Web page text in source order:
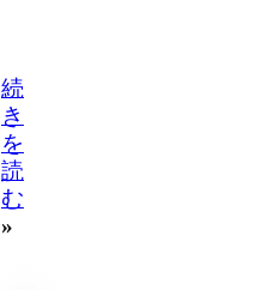
続
き
を
読
む
»